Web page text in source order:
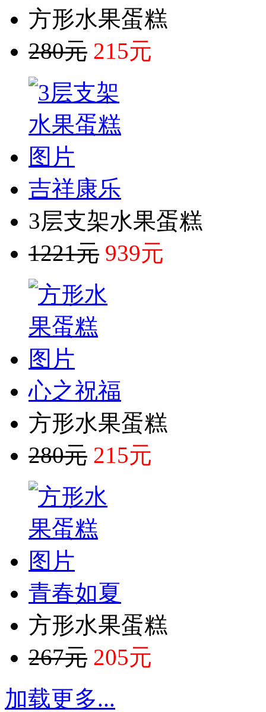
方形水果蛋糕
280元 215元
吉祥康乐
3层支架水果蛋糕
1221元 939元
心之祝福
方形水果蛋糕
280元 215元
青春如夏
方形水果蛋糕
267元 205元
加载更多...